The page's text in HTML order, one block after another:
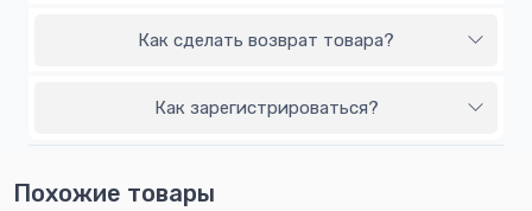
Как сделать возврат товара?
Как зарегистрироваться?
Похожие товары